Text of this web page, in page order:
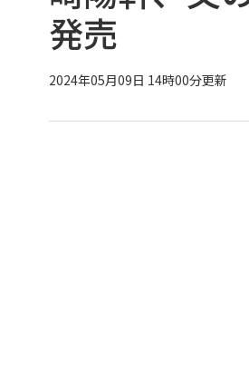
発売
2024年05月09日 14時00分更新